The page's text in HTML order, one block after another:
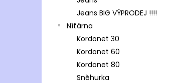
Jeans BIG VÝPRODEJ !!!!
Níťárna
Kordonet 30
Kordonet 60
Kordonet 80
Sněhurka